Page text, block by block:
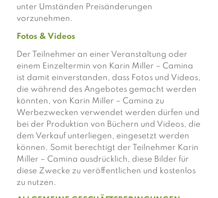
unter Umständen Preisänderungen
vorzunehmen.
Fotos & Videos
Der Teilnehmer an einer Veranstaltung oder
einem Einzeltermin von Karin Miller – Camina
ist damit einverstanden, dass Fotos und Videos,
die während des Angebotes gemacht werden
könnten, von Karin Miller – Camina zu
Werbezwecken verwendet werden dürfen und
bei der Produktion von Büchern und Videos, die
dem Verkauf unterliegen, eingesetzt werden
können. Somit berechtigt der Teilnehmer Karin
Miller – Camina ausdrücklich, diese Bilder für
diese Zwecke zu veröffentlichen und kostenlos
zu nutzen.